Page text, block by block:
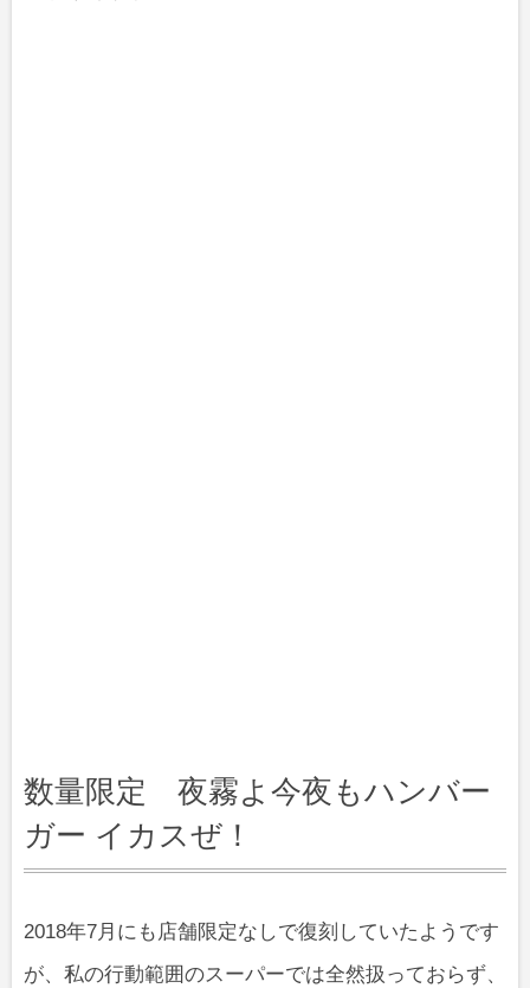
数量限定 夜霧よ今夜もハンバー
ガー イカスぜ！
2018年7月にも店舗限定なしで復刻していたようです
が、私の行動範囲のスーパーでは全然扱っておらず、